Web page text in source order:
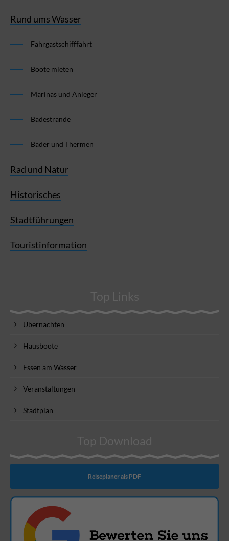
Rund ums Wasser
Fahrgastschifffahrt
Boote mieten
Marinas und Anleger
Badestrände
Bäder und Thermen
Rad und Natur
Historisches
Stadtführungen
Touristinformation
Top Links
Übernachten
Hausboote
Essen am Wasser
Veranstaltungen
Stadtplan
Top Download
Reiseplaner als PDF